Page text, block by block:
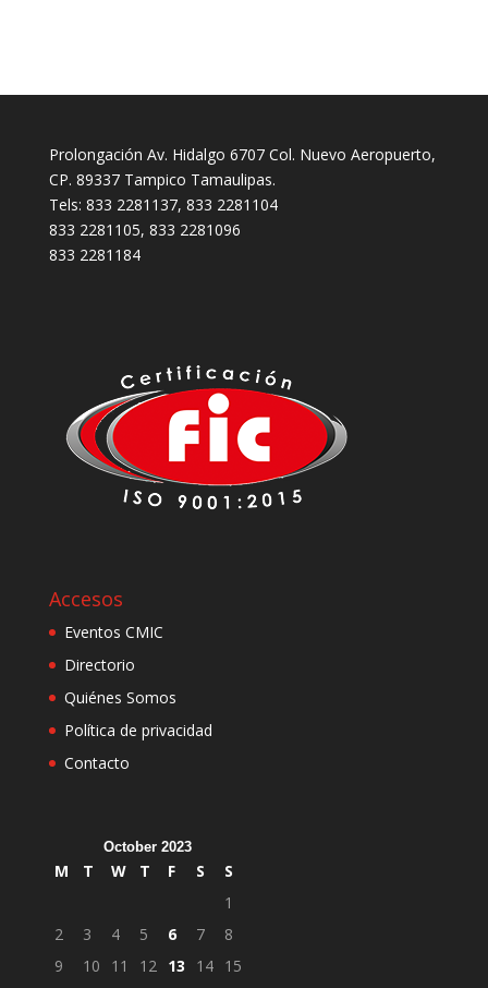
Prolongación Av. Hidalgo 6707 Col. Nuevo Aeropuerto,
CP. 89337 Tampico Tamaulipas.
Tels: 833 2281137, 833 2281104
833 2281105, 833 2281096
833 2281184
Accesos
Eventos CMIC
Directorio
Quiénes Somos
Política de privacidad
Contacto
October 2023
M T W T F S
S
1
2
3 4 5 6 7
8
9
10 11 12 13 14 15